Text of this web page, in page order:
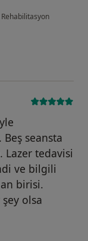
Rehabilitasyon
seansta
tedavisi
ve bilgili
birisi.
olsa